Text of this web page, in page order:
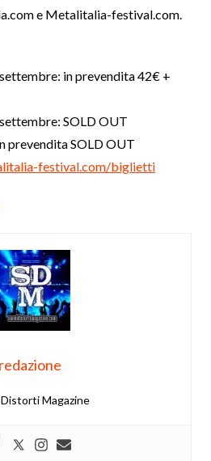
e Metalitalia-festival.com.
in prevendita 42€ +
SOLD OUT
prevendita SOLD OUT
festival.com/biglietti
redazione
Magazine